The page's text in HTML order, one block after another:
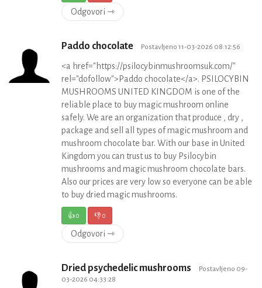
Odgovori ⇾
Paddo chocolate Postavljeno 11-03-2026 08:12:56
<a href="https://psilocybinmushroomsuk.com/"
rel="dofollow">Paddo chocolate</a>. PSILOCYBIN
MUSHROOMS UNITED KINGDOM is one of the
reliable place to buy magic mushroom online
safely. We are an organization that produce , dry ,
package and sell all types of magic mushroom and
mushroom chocolate bar. With our base in United
Kingdom you can trust us to buy Psilocybin
mushrooms and magic mushroom chocolate bars.
Also our prices are very low so everyone can be able
to buy dried magic mushrooms.
👍0 👎0
Odgovori ⇾
Dried psychedelic mushrooms
Postavljeno 09-
03-2026 04:33:28